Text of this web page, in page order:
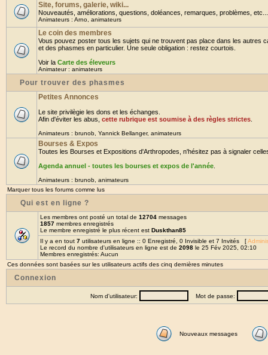
Site, forums, galerie, wiki...
Nouveautés, améliorations, questions, doléances, remarques, problèmes,
Animateurs : Arno animateurs
Le coin des membres
Vous pouvez poster tous les sujets qui ne trouvent pas place dans les autres
et des phasmes en particulier. Une seule obligation : restez courtois.
Voir la Carte des éleveurs
Animateur : animateurs
Pour trouver des phasmes
Petites Annonces
Le site privilègie les dons et les échanges.
Afin d'éviter les abus, cette rubrique est soumise à des règles strictes
Animateurs : brunob Yannick Bellanger, animateurs
Bourses & Expos
Toutes les Bourses et Expositions d'Arthropodes, n'hésitez pas à signaler
Agenda annuel - toutes les bourses et expos de l'année
Animateurs : brunob animateurs
Marquer tous les forums comme lus
Qui est en ligne ?
Les membres ont posté un total de 12704 messages
1857 membres enregistrés
Le membre enregistré le plus récent est Duskthan85
Il y a en tout 7 utilisateurs en ligne :: 0 Enregistré, 0 Invisible et 7 Invités [
Le record du nombre d'utilisateurs en ligne est de 2098 le 25 Fév 2025, 02:10
Membres enregistrés: Aucun
Ces données sont basées sur les utilisateurs actifs des cinq dernières minutes
Connexion
Nom d'utilisateur: Mot de passe:
Nouveaux messages